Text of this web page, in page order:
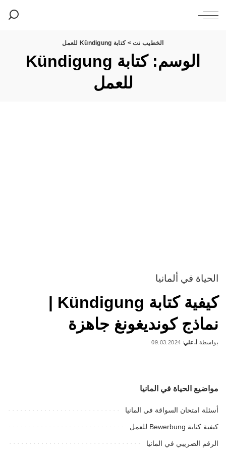
الخطيب نت>كتابة Kündigung للعمل
الوسم:
كتابة Kündigung
للعمل
الحياة في ألمانيا
كيفية كتابة Kündigung |
نماذج كونديغونغ جاهزة
Posted
بواسطة أ.علي 09.03.2024
مواضيع الحياة في المانيا
أسئلة امتحان السواقة في المانيا
كيفية كتابة Bewerbung للعمل
الرقم الضريبي في المانيا